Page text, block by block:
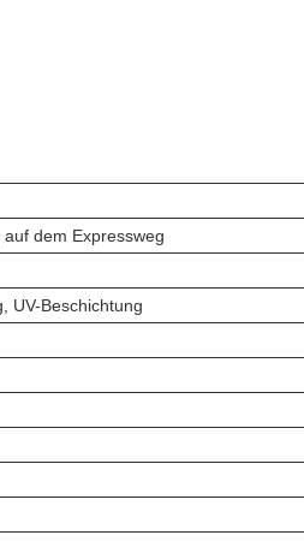
dem Expressweg
UV-Beschichtung